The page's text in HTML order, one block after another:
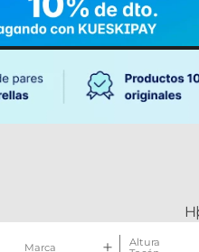
Altura
Marca